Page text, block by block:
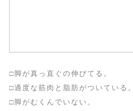
□脚が真っ直ぐの伸びてる。
□適度な筋肉と脂肪がついている。
□脚がむくんでいない。